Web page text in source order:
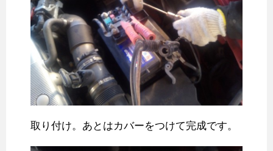
取り付け。あとはカバーをつけて完成です。